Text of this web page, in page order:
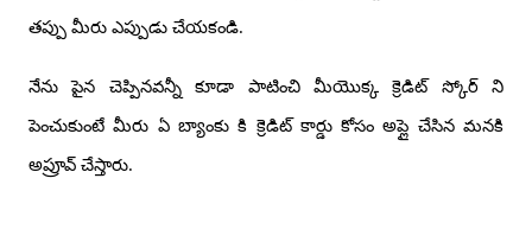
తప్పు మీరు ఎప్పుడు చేయకండి.
నేను పైన చెప్పినవన్నీ కూడా పాటించి మీయొక్క క్రెడిట్ స్కోర్ ని
పెంచుకుంటే మీరు ఏ బ్యాంకు కి క్రెడిట్ కార్డు కోసం అప్లై చేసిన మనకి
అప్రూవ్ చేస్తారు.